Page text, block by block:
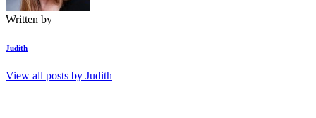
Written by
Judith
View all posts by Judith